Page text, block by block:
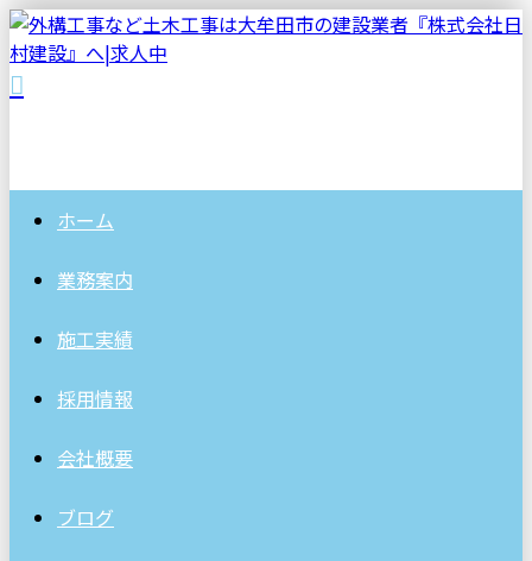
ホーム
業務案内
施工実績
採用情報
会社概要
ブログ